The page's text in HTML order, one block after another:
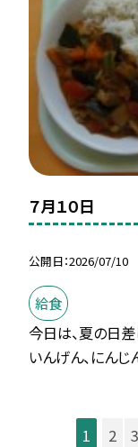
７月１０日
公開日 2026/07/10
給食
今日は、夏の日
いんげん、にんじ
1 2 3